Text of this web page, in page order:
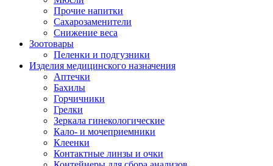
Прочие напитки
Сахарозаменители
Снижение веса
Зоотовары
Пеленки и подгузники
Изделия медицинского назначения
Аптечки
Бахилы
Горчичники
Грелки
Зеркала гинекологические
Кало- и мочеприемники
Клеенки
Контактные линзы и очки